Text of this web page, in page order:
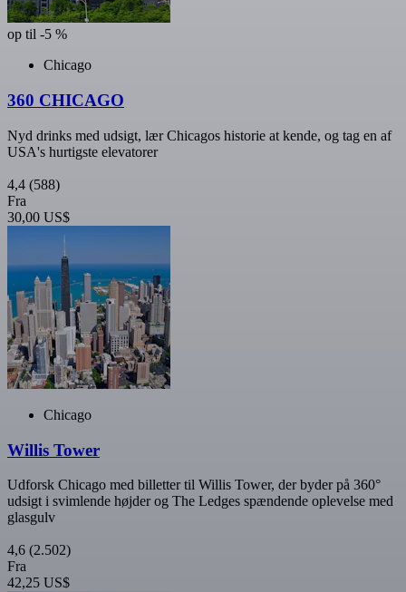
op til -5 %
Chicago
360 CHICAGO
Nyd drinks med udsigt, lær Chicagos historie at kende, og tag en af
USA's hurtigste elevatorer
4,4 (588)
Fra
30,00 US$
Chicago
Willis Tower
Udforsk Chicago med billetter til Willis Tower, der byder på 360°
udsigt i svimlende højder og The Ledges spændende oplevelse med
glasgulv
4,6 (2.502)
Fra
42,25 US$